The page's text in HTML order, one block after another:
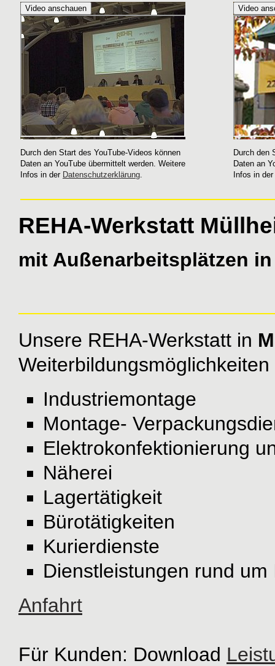
Durch den Start des YouTube-Videos können
Daten an YouTube übermittelt werden. Weitere
Infos in der Datenschutzerklärung.
Durch den
Daten an
Infos in der
REHA-Werkstatt
mit Außenarbeitsplätzen
Unsere REHA-Werkstatt in
Industriemontage
Montage-
Elektrokonfektionierung
Näherei
Lagertätigkeit
Bürotätigkeiten
Kurierdienste
Dienstleistungen rund
Anfahrt
Für Kunden: Download